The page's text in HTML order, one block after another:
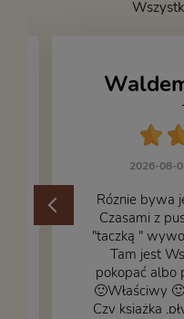
2026-08-
Róznie bywa
Czasami z
"taczką "
Tam jest
pokopać albo
🙂Właściwy
Czy książka